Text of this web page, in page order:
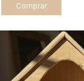
Comprar